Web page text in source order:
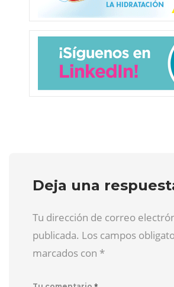
Deja una
Tu dirección de correo
publicada. Los campos
marcados con *